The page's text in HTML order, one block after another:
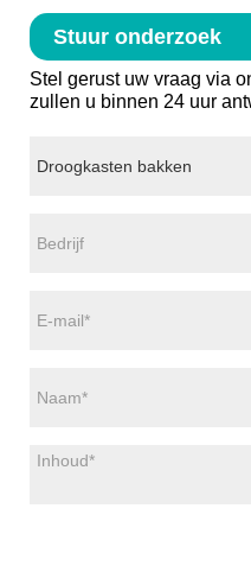
Stuur onderzoek
Stel gerust uw vraag via
zullen u binnen 24 uur